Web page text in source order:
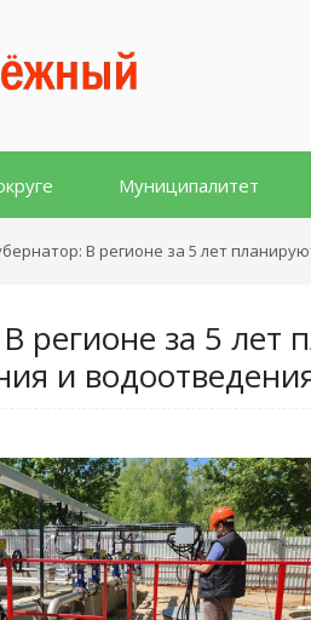
Муниципалитет
В регионе за 5 лет
регионе за 5
и